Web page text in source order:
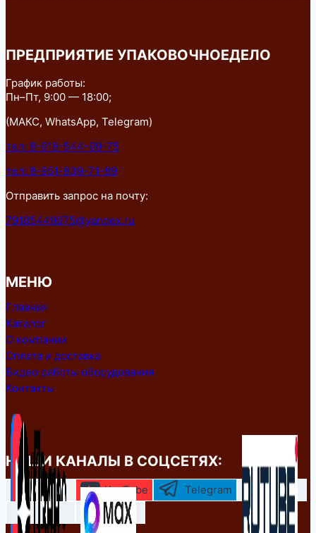
ПРЕДПРИЯТИЕ УПАКОВОЧНОЕДЕЛО
График работы:
Пн–Пт, 9:00 — 18:00;
(МАКС, WhatsApp, Telegram)
тел: 8-918-544-99-75
тел: 8-951-839-71-89
Отправить запрос на почту:
79185449975@yandex.ru
МЕНЮ
Главная
Каталог
О компании
Оплата и доставка
Видео работы оборудования
Контакты
НАШИ КАНАЛЫ В СОЦСЕТЯХ:
YouTube Telegram